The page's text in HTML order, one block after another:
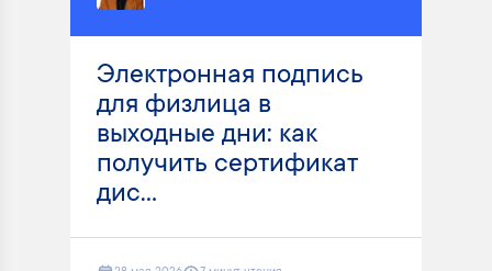
Электронная подпись
для физлица в
выходные дни: как
получить сертификат
дис...